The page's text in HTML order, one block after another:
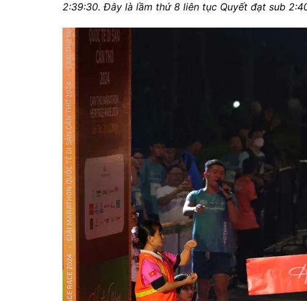
2:39:30. Đây là lầm thứ 8 liên tục Quyết đạt sub